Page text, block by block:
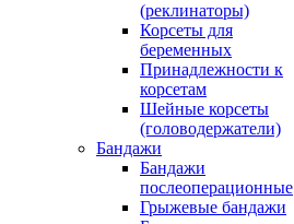
(реклинаторы)
Корсеты для
беременных
Принадлежности к
корсетам
Шейные корсеты
(головодержатели)
Бандажи
Бандажи
послеоперационные
Грыжевые бандажи